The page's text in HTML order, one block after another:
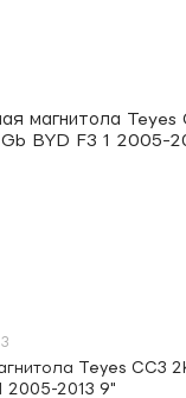
Teyes CC3
2005-2013 9"